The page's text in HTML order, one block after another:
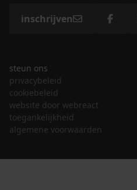
inschrijven
steun ons
privacybeleid
cookiebeleid
website door webreact
toegankelijkheid
algemene voorwaarden